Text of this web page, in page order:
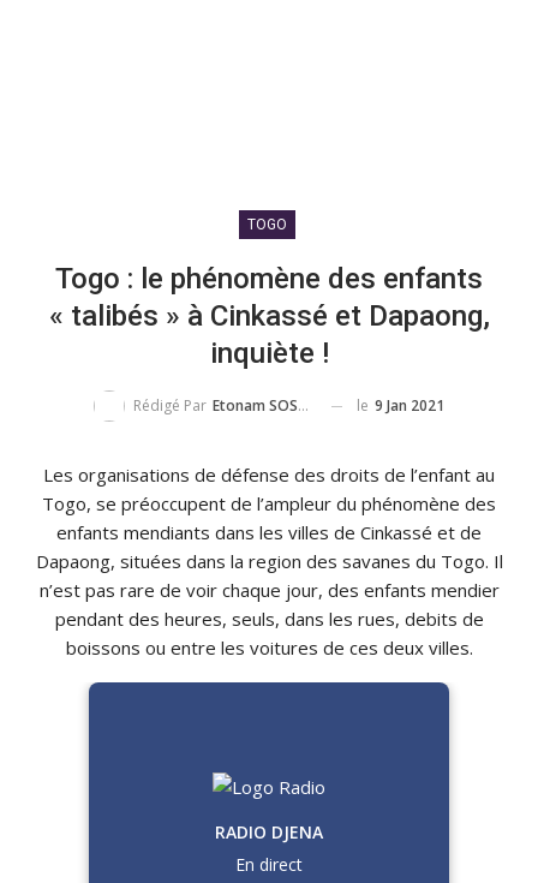
TOGO
Togo : le phénomène des enfants
« talibés » à Cinkassé et Dapaong,
inquiète !
Rédigé Par Etonam SOSSOU le 9 Jan 2021
Les organisations de défense des droits de l’enfant au
Togo, se préoccupent de l’ampleur du phénomène des
enfants mendiants dans les villes de Cinkassé et de
Dapaong, situées dans la region des savanes du Togo. Il
n’est pas rare de voir chaque jour, des enfants mendier
pendant des heures, seuls, dans les rues, debits de
boissons ou entre les voitures de ces deux villes.
RADIO DJENA
En direct